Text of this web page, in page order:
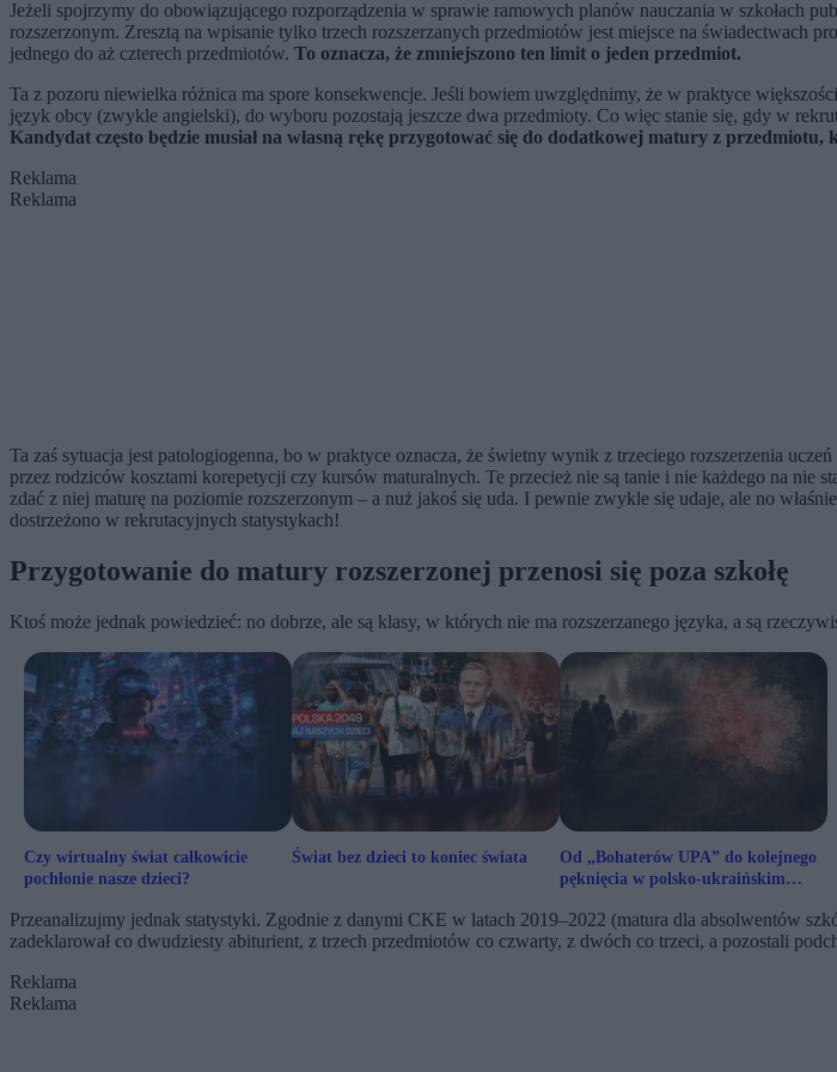
Jeżeli spojrzymy do obowiązującego rozporządzenia w sprawie ramowych planów nauczania w szkołach
rozszerzonym. Zresztą na wpisanie tylko trzech rozszerzanych przedmiotów jest miejsce na świadectwach
jednego do aż czterech przedmiotów. To oznacza, że zmniejszono ten limit o jeden przedmiot.
Ta z pozoru niewielka różnica ma spore konsekwencje. Jeśli bowiem uwzględnimy, że w praktyce
język obcy (zwykle angielski), do wyboru pozostają jeszcze dwa przedmioty. Co więc stanie się, gdy w
Kandydat często będzie musiał na własną rękę przygotować się do dodatkowej matury z przedmiotu,
Reklama
Reklama
Ta zaś sytuacja jest patologiogenna, bo w praktyce oznacza, że świetny wynik z trzeciego rozszerzenia
przez rodziców kosztami korepetycji czy kursów maturalnych. Te przecież nie są tanie i nie każdego na
zdać z niej maturę na poziomie rozszerzonym – a nuż jakoś się uda. I pewnie zwykle się udaje, ale no
dostrzeżono w rekrutacyjnych statystykach!
Przygotowanie do matury rozszerzonej przenosi się poza szkołę
Ktoś może jednak powiedzieć: no dobrze, ale są klasy, w których nie ma rozszerzanego języka, a są
Czy wirtualny świat całkowicie
pochłonie nasze dzieci?
Świat bez dzieci to koniec świata
Od „Bohaterów UPA” do kolejnego
pęknięcia w polsko-ukraińskim
Przeanalizujmy jednak statystyki. Zgodnie z danymi CKE w latach 2019–2022 (matura dla absolwentów
zadeklarował co dwudziesty abiturient, z trzech przedmiotów co czwarty, z dwóch co trzeci, a pozostali
Reklama
Reklama